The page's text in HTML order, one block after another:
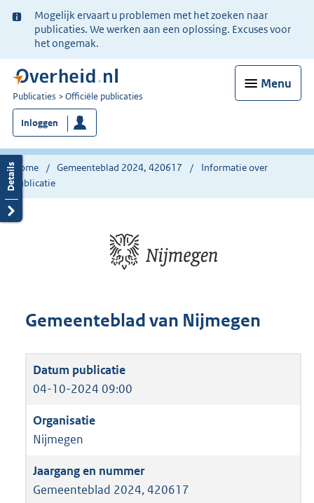
Ter
informatie:
Mogelijk ervaart u problemen met het zoeken naar
publicaties. We werken aan een oplossing. Excuses voor
het ongemak.
Menu
U
bent
nu
hier:
Publicaties Officiële publicaties
Inloggen
Home Gemeenteblad 2024, 420617
Informatie over
publicatie
Gemeenteblad van Nijmegen
04-10-2024 09:00
Nijmegen
Gemeenteblad 2024, 420617